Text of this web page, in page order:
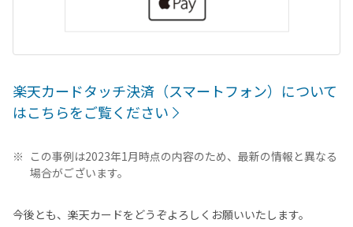
楽天カードタッチ決済（スマートフォン）について
はこちらをご覧ください
この事例は2023年1月時点の内容のため、最新の情報と異なる
場合がございます。
今後とも、楽天カードをどうぞよろしくお願いいたします。